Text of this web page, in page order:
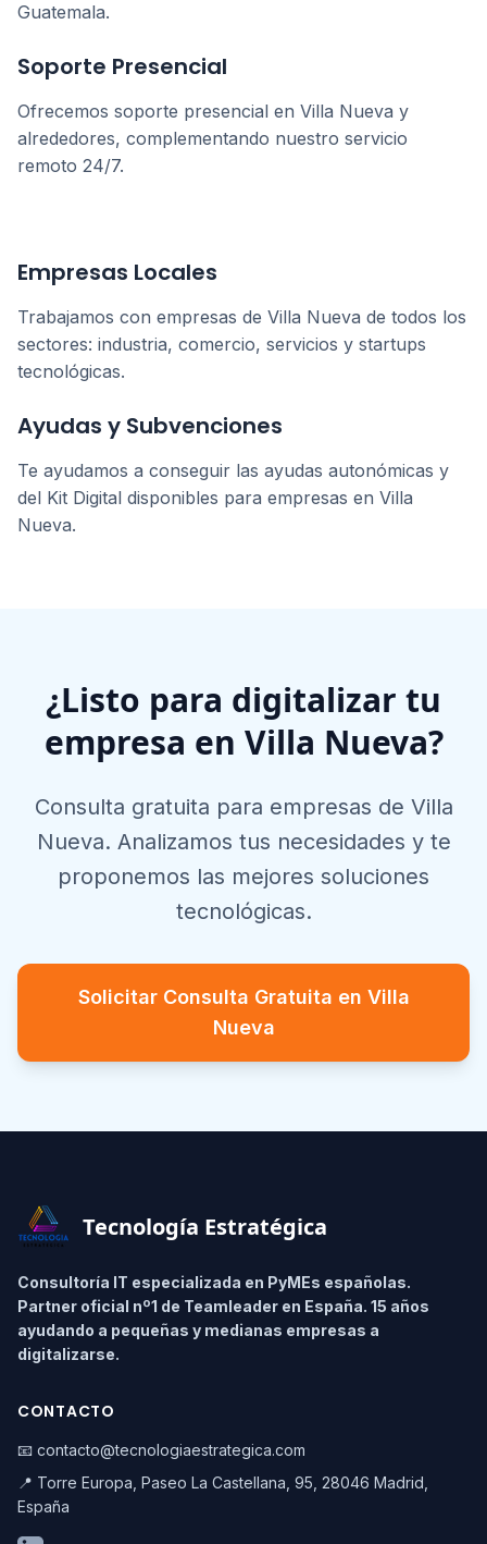
Guatemala.
Soporte Presencial
Ofrecemos soporte presencial en Villa Nueva y
alrededores, complementando nuestro servicio
remoto 24/7.
Empresas Locales
Trabajamos con empresas de Villa Nueva de todos los
sectores: industria, comercio, servicios y startups
tecnológicas.
Ayudas y Subvenciones
Te ayudamos a conseguir las ayudas autonómicas y
del Kit Digital disponibles para empresas en Villa
Nueva.
¿Listo para digitalizar tu
empresa en Villa Nueva?
Consulta gratuita para empresas de Villa
Nueva. Analizamos tus necesidades y te
proponemos las mejores soluciones
tecnológicas.
Solicitar Consulta Gratuita en Villa
Nueva
Tecnología Estratégica
Consultoría IT especializada en PyMEs españolas.
Partner oficial nº1 de Teamleader en España. 15 años
ayudando a pequeñas y medianas empresas a
digitalizarse.
CONTACTO
📧 contacto@tecnologiaestrategica.com
📍 Torre Europa, Paseo La Castellana, 95, 28046 Madrid,
España